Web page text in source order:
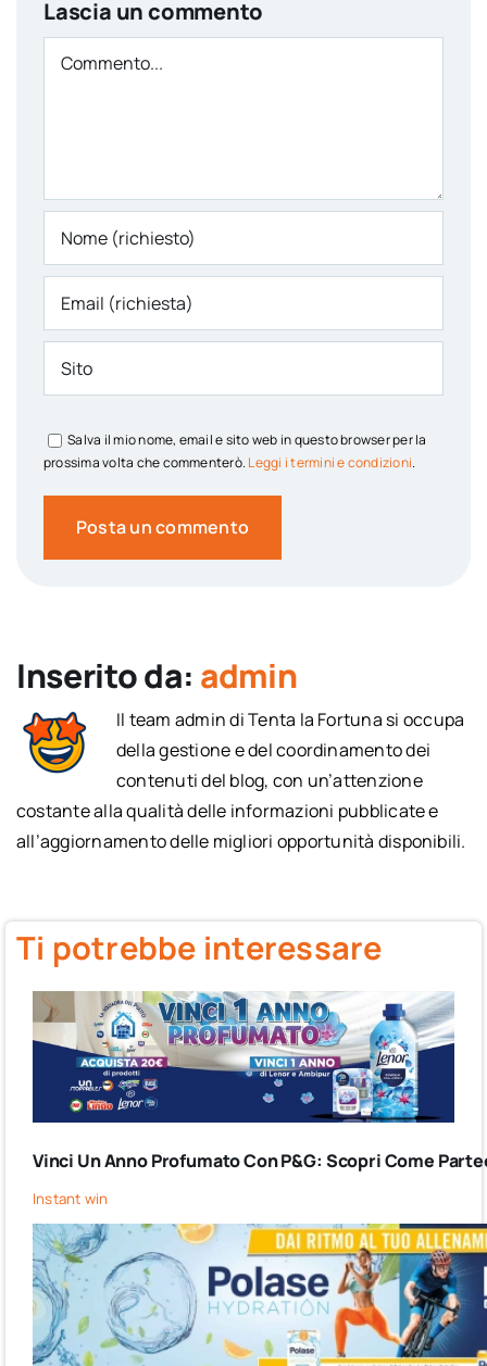
Lascia un commento
Comment
Salva il mio nome, email e sito web in questo browser per la
prossima volta che commenterò. Leggi i termini e condizioni.
Inserito da: admin
Il team admin di Tenta la Fortuna si occupa
della gestione e del coordinamento dei
contenuti del blog, con un’attenzione
costante alla qualità delle informazioni pubblicate e
all’aggiornamento delle migliori opportunità disponibili.
Ti potrebbe interessare
Vinci Un Anno Profumato Con P&G: Scopri Come
Instant win